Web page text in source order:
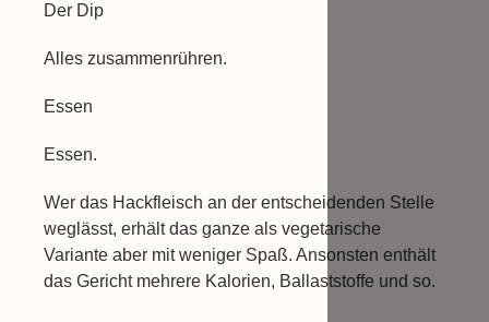
Der Dip
Alles zusammenrühren.
Essen
Essen.
Wer das Hackfleisch an der entscheidenden Stelle
weglässt, erhält das ganze als vegetarische
Variante aber mit weniger Spaß. Ansonsten enthält
das Gericht mehrere Kalorien, Ballaststoffe und so.